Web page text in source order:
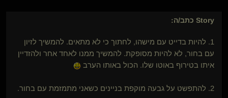
Story כתב/ה:
1. להיות בדייט עם מישהו, לחתוך כי לא מתאים. להמשיך לזיון
עם בחור, לא להיות מסופקת. להמשיך ממנו לאחד אחר ולהזדיין
איתו בטירוף באוטו שלו. הכול באותו הערב
2. להתפשט על גבעה מוקפת בניינים כשאני מתמזמת עם בחור.